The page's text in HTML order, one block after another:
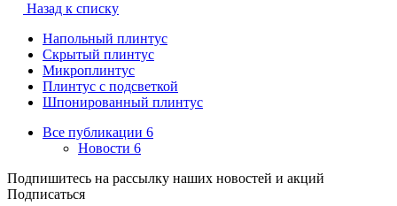
Назад к списку
Напольный плинтус
Скрытый плинтус
Микроплинтус
Плинтус с подсветкой
Шпонированный плинтус
Все публикации 6
Новости 6
Подпишитесь на рассылку наших новостей и акций
Подписаться